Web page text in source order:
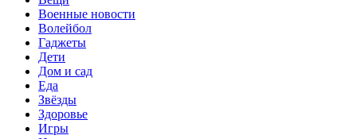
Военные новости
Волейбол
Гаджеты
Дети
Дом и сад
Еда
Звёзды
Здоровье
Игры